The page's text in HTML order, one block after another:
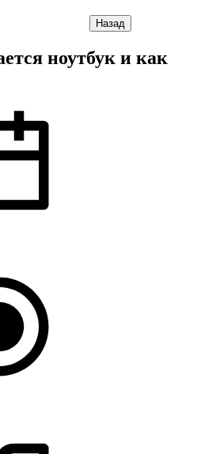
Назад
ноутбук и как